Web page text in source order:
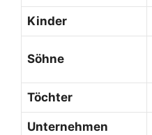
Kinder
Söhne
Töchter
Unternehmen